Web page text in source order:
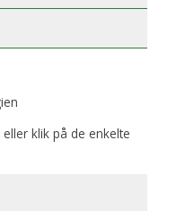
klik på de enkelte